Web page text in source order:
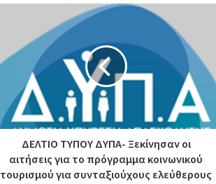
ΔΕΛΤΙΟ ΤΥΠΟΥ ΔΥΠΑ- Ξεκίνησαν οι
αιτήσεις για το πρόγραμμα κοινωνικού
τουρισμού για συνταξιούχους ελεύθερους